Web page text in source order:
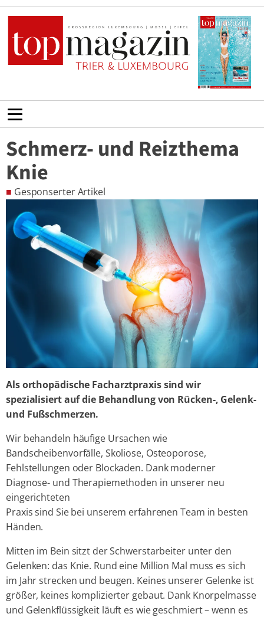
Schmerz- und Reizthema
Knie
■ Gesponserter Artikel
Als orthopädische Facharztpraxis sind wir
spezialisiert auf die Behandlung von Rücken-, Gelenk-
und Fußschmerzen.
Wir behandeln häufige Ursachen wie
Bandscheibenvorfälle, Skoliose, Osteoporose,
Fehlstellungen oder Blockaden. Dank moderner
Diagnose- und Therapiemethoden in unserer neu
eingerichteten
Praxis sind Sie bei unserem erfahrenen Team in besten
Händen.
Mitten im Bein sitzt der Schwerstarbeiter unter den
Gelenken: das Knie. Rund eine Million Mal muss es sich
im Jahr strecken und beugen. Keines unserer Gelenke ist
größer, keines komplizierter gebaut. Dank Knorpelmasse
und Gelenkflüssigkeit läuft es wie geschmiert – wenn es